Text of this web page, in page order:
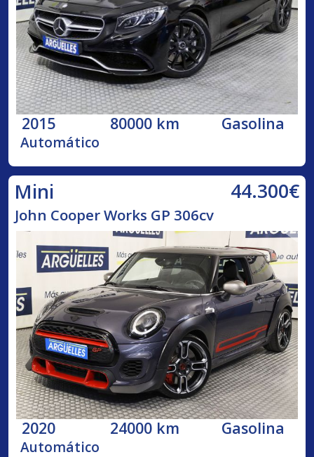
2015 80000 km Gasolina
Automático
Mini 44.300€
John Cooper Works GP 306cv
2020 24000 km Gasolina
Automático